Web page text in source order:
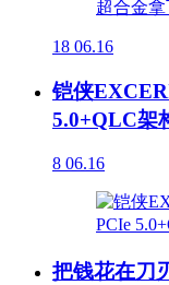
18 06.16
铠侠
5.0+QLC架
8 06.16
把钱花在刀